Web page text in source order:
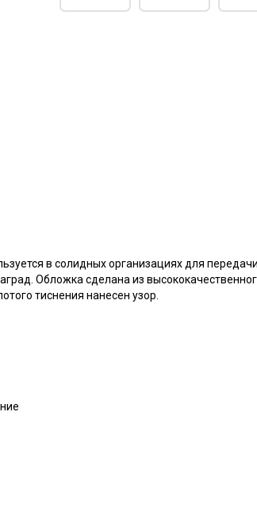
в солидных организациях для
Обложка сделана из
тиснения нанесен узор.